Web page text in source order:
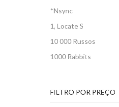
*Nsync
1, Locate S
10 000 Russos
1000 Rabbits
5 Seconds Of Summer
FILTRO POR PREÇO